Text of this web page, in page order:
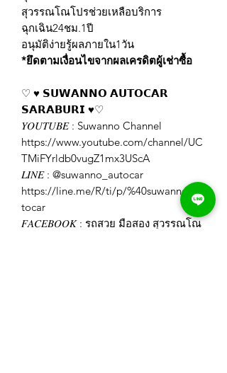
สุวรรณโณโปรช่วยเหลือบริการ
ฉุกเฉิน24ชม.1ปี
อนุมัติง่ายรู้ผลภายใน1วัน
*ยึดตามเงื่อนไขจากผลเครดิตผู้เช่าซื้อ
♡ ♥️ 𝗦𝗨𝗪𝗔𝗡𝗡𝗢 𝗔𝗨𝗧𝗢𝗖𝗔𝗥
𝗦𝗔𝗥𝗔𝗕𝗨𝗥𝗜 ♥️♡
𝑌𝑂𝑈𝑇𝑈𝐵𝐸 : Suwanno Channel
https://www.youtube.com/channel/UC
TMiFYrldb0vugZ1mx3UScA
𝐿𝐼𝑁𝐸 : @suwanno_autocar
https://line.me/R/ti/p/%40suwanno_au
tocar
𝐹𝐴𝐶𝐸𝐵𝑂𝑂𝐾 : รถสวย มือสอง สุวรรณโณ